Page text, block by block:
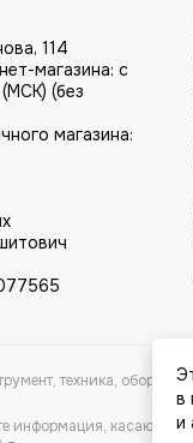
114
магазина: с
(без
магазина:
техника,
информация,
в
и